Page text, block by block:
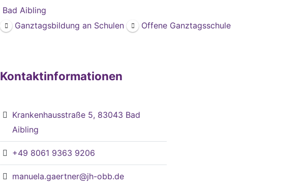
Bad Aibling
Ganztagsbildung an Schulen
Offene Ganztagsschule
Kontaktinformationen
Krankenhausstraße 5, 83043 Bad
Aibling
+49 8061 9363 9206
manuela.gaertner@jh-obb.de